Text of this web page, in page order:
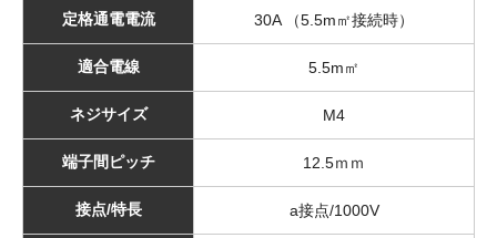
定格通電電流 30A （5.5m㎡接続時）
適合電線 5.5m㎡
ネジサイズ M4
端子間ピッチ 12.5ｍｍ
接点/特長 a接点/1000V